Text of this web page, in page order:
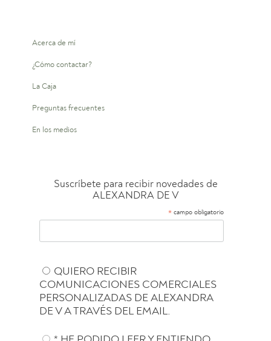
Acerca de mí
¿Cómo contactar?
La Caja
Preguntas frecuentes
En los medios
Suscríbete para recibir novedades de
ALEXANDRA DE V
* campo obligatorio
QUIERO RECIBIR
COMUNICACIONES COMERCIALES
PERSONALIZADAS DE ALEXANDRA
DE V A TRAVÉS DEL EMAIL.